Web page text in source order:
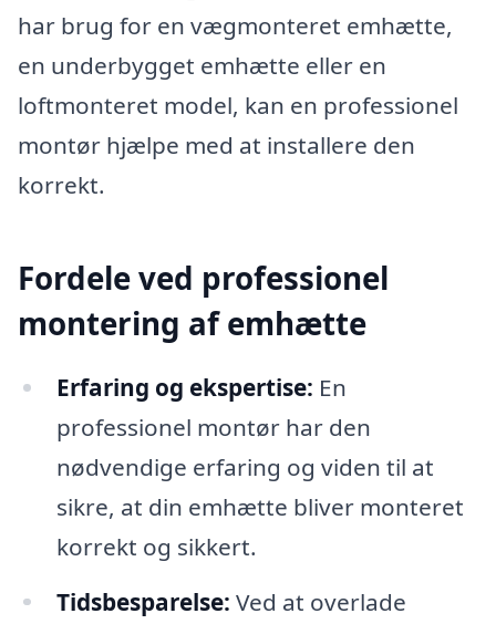
har brug for en vægmonteret emhætte,
en underbygget emhætte eller en
loftmonteret model, kan en professionel
montør hjælpe med at installere den
korrekt.
Fordele ved professionel
montering af emhætte
Erfaring og ekspertise: En
professionel montør har den
nødvendige erfaring og viden til at
sikre, at din emhætte bliver monteret
korrekt og sikkert.
Tidsbesparelse: Ved at overlade